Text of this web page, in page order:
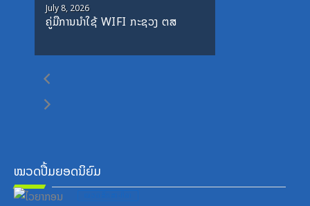
Posted
on
July 8, 2026
ຄູ່ມືການນຳໃຊ້ WIFI ກະຊວງ ຕສ
ໝວດປື້ມຍອດນິຍົມ